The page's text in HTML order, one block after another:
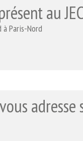
au
à Paris-Nord